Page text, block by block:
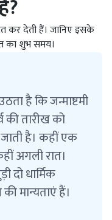
कर देती हैं। जानिए इसके
का शुभ समय।
है कि जन्माष्टमी
की तारीख को
है। कहीं एक
अगली रात।
धार्मिक
मान्यताएं हैं।